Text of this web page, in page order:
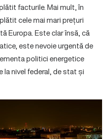
facturile. Mai mult, în
cele mai mari prețuri
Europa. Este clar însă, că
este nevoie urgentă de
politici energetice
nivel federal, de stat și